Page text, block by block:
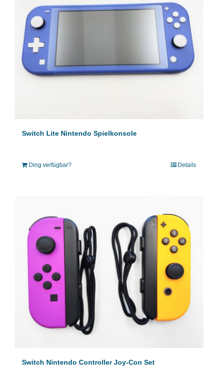
Switch Lite Nintendo Spielkonsole
Ding verfügbar? Details
Switch Nintendo Controller Joy-Con Set